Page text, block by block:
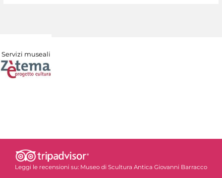
Servizi museali
Leggi le recensioni su: Museo di Scultura Antica Giovanni Barracco